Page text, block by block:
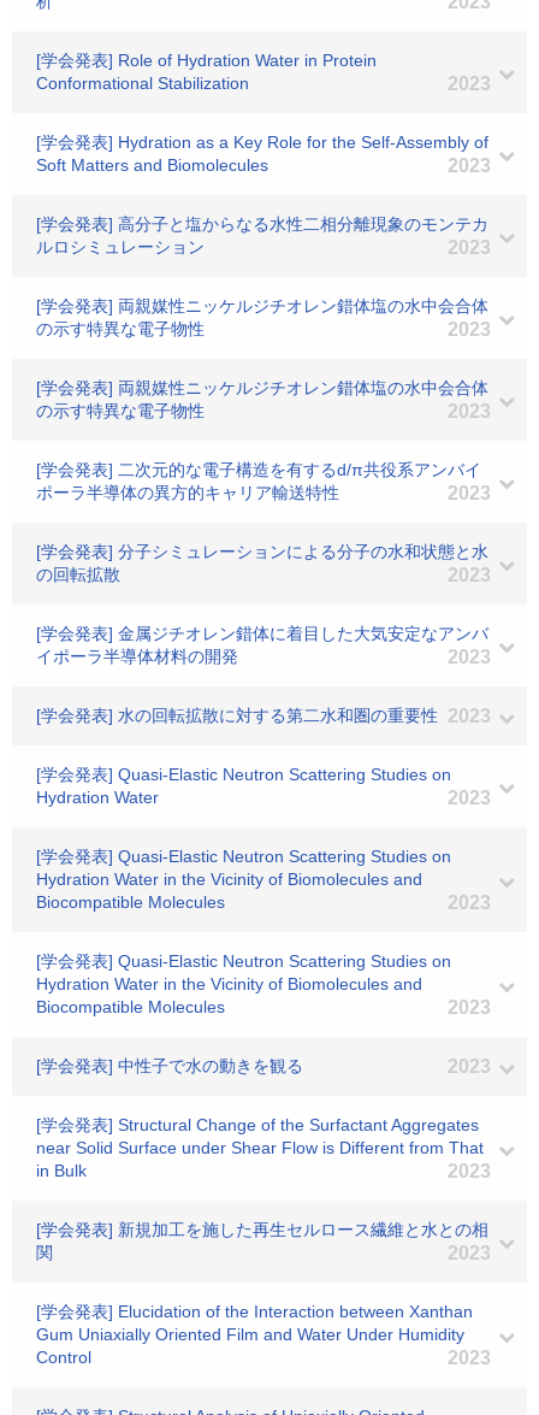
[学会発表] Role of Hydration Water in Protein
Conformational Stabilization
2023
[学会発表] Hydration as a Key Role for the Self-Assembly of
Soft Matters and Biomolecules
2023
[学会発表] 高分子と塩からなる水性二相分離現象のモンテカ
ルロシミュレーション
2023
[学会発表] 両親媒性ニッケルジチオレン錯体塩の水中会合体
の示す特異な電子物性
2023
[学会発表] 両親媒性ニッケルジチオレン錯体塩の水中会合体
の示す特異な電子物性
2023
[学会発表] 二次元的な電子構造を有するd/π共役系アンバイ
ポーラ半導体の異方的キャリア輸送特性
2023
[学会発表] 分子シミュレーションによる分子の水和状態と水
の回転拡散
2023
[学会発表] 金属ジチオレン錯体に着目した大気安定なアンバ
イポーラ半導体材料の開発
2023
[学会発表] 水の回転拡散に対する第二水和圏の重要性 2023
[学会発表] Quasi-Elastic Neutron Scattering Studies on
Hydration Water
2023
[学会発表] Quasi-Elastic Neutron Scattering Studies on
Hydration Water in the Vicinity of Biomolecules and
Biocompatible Molecules
2023
[学会発表] Quasi-Elastic Neutron Scattering Studies on
Hydration Water in the Vicinity of Biomolecules and
Biocompatible Molecules
2023
[学会発表] 中性子で水の動きを観る 2023
[学会発表] Structural Change of the Surfactant Aggregates
near Solid Surface under Shear Flow is Different from That
in Bulk
2023
[学会発表] 新規加工を施した再生セルロース繊維と水との相
関
2023
[学会発表] Elucidation of the Interaction between Xanthan
Gum Uniaxially Oriented Film and Water Under Humidity
Control
2023